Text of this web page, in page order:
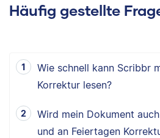
Häufig gestellte
Wie schnell kann Scribbr
Korrektur lesen?
Wird mein Dokument
und an Feiertagen